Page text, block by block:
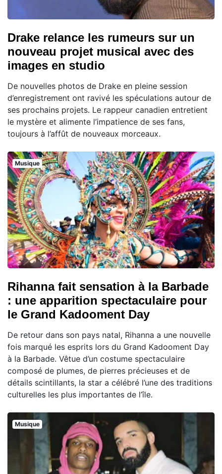
Drake relance les rumeurs sur un
nouveau projet musical avec des
images en studio
De nouvelles photos de Drake en pleine session
d’enregistrement ont ravivé les spéculations autour de
ses prochains projets. Le rappeur canadien entretient
le mystère et alimente l’impatience de ses fans,
toujours à l’affût de nouveaux morceaux.
Musique
Rihanna fait sensation à la Barbade
: une apparition spectaculaire pour
le Grand Kadooment Day
De retour dans son pays natal, Rihanna a une nouvelle
fois marqué les esprits lors du Grand Kadooment Day
à la Barbade. Vêtue d’un costume spectaculaire
composé de plumes, de pierres précieuses et de
détails scintillants, la star a célébré l’une des traditions
culturelles les plus importantes de l’île.
Musique